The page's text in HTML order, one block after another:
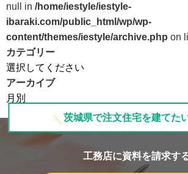
null in /home/iestyle/iestyle-
ibaraki.com/public_html/wp/wp-
content/themes/iestyle/archive.php on
カテゴリー
アーカイブ
茨城県で注文住宅を建てた
工務店に資料を請求す